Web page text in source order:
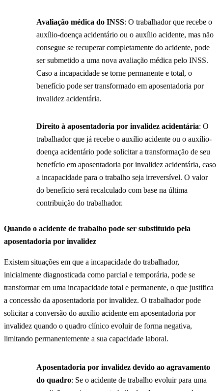
Avaliação médica do INSS: O trabalhador que recebe o
auxílio-doença acidentário ou o auxílio acidente, mas não
consegue se recuperar completamente do acidente, pode
ser submetido a uma nova avaliação médica pelo INSS.
Caso a incapacidade se torne permanente e total, o
benefício pode ser transformado em aposentadoria por
invalidez acidentária.
Direito à aposentadoria por invalidez acidentária: O
trabalhador que já recebe o auxílio acidente ou o auxílio-
doença acidentário pode solicitar a transformação de seu
benefício em aposentadoria por invalidez acidentária, caso
a incapacidade para o trabalho seja irreversível. O valor
do benefício será recalculado com base na última
contribuição do trabalhador.
Quando o acidente de trabalho pode ser substituído pela
aposentadoria por invalidez
Existem situações em que a incapacidade do trabalhador,
inicialmente diagnosticada como parcial e temporária, pode se
transformar em uma incapacidade total e permanente, o que justifica
a concessão da aposentadoria por invalidez. O trabalhador pode
solicitar a conversão do auxílio acidente em aposentadoria por
invalidez quando o quadro clínico evoluir de forma negativa,
limitando permanentemente a sua capacidade laboral.
Aposentadoria por invalidez devido ao agravamento
do quadro: Se o acidente de trabalho evoluir para uma